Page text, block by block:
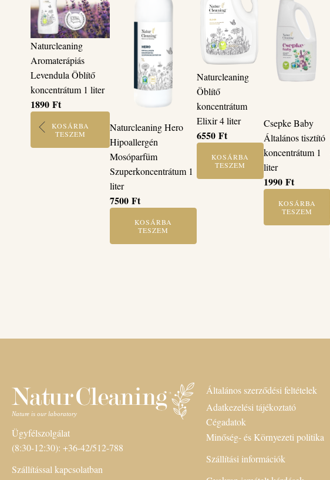
Naturcleaning
Aromaterápiás
Levendula Öblítő
koncentrátum 1 liter
1890 Ft
KOSÁRBA
TESZEM
Naturcleaning Hero
Hipoallergén
Mosóparfüm
Szuperkoncentrátum 1
liter
7500Ft
KOSÁRBA
TESZEM
Naturcleaning
Öblítő
koncentrátum
Elixir 4 liter
6550Ft
KOSÁRBA
TESZEM
Csepke Baby
Általános tisztító
koncentrátum 1
liter
1990Ft
KOSÁRBA
TESZEM
Ügyfélszolgálat
(8:30-12:30): +36-42/512-788
Szállítással kapcsolatban
Általános szerződési feltételek
Adatkezelési tájékoztató
Cégadatok
Minőség- és Környezeti politika
Szállítási információk